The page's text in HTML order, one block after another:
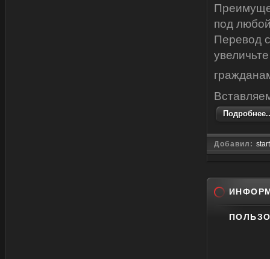
под
Перевод
Добавил: